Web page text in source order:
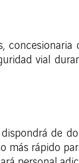
vial
de
más rápido